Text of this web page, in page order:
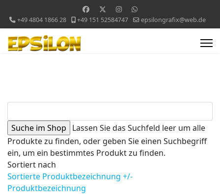
+49 4804 1866 28 +49 151 52584747 epsilongrafix@web.de
Lassen Sie das Suchfeld leer um alle
Produkte zu finden, oder geben Sie einen Suchbegriff
ein, um ein bestimmtes Produkt zu finden.
Sortiert nach
Sortierte Produktbezeichnung +/-
Produktbezeichnung